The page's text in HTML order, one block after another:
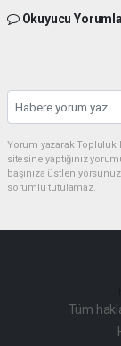
Okuyucu
Yorum yazarak Topluluk
sitesine yaptığınız
başınıza
sorumlu tutulamaz.
Tüm